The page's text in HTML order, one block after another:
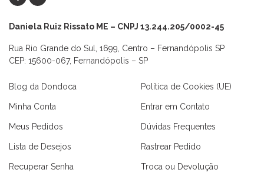
Daniela Ruiz Rissato ME – CNPJ 13.244.205/0002-45
Rua Rio Grande do Sul, 1699, Centro – Fernandópolis SP
CEP: 15600-067, Fernandópolis – SP
Blog da Dondoca
Minha Conta
Meus Pedidos
Lista de Desejos
Recuperar Senha
Política de Cookies (UE)
Entrar em Contato
Dúvidas Frequentes
Rastrear Pedido
Troca ou Devolução